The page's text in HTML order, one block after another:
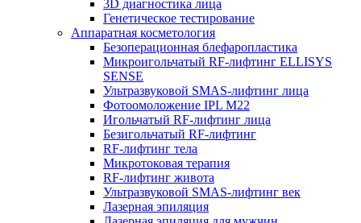
3D диагностика лица
Генетическое тестирование
Аппаратная косметология
Безоперационная блефаропластика
Микроигольчатый RF-лифтинг ELLISYS
SENSE
Ультразвуковой SMAS-лифтинг лица
Фотоомоложение IPL M22
Игольчатый RF-лифтинг лица
Безигольчатый RF-лифтинг
RF-лифтинг тела
Микротоковая терапия
RF-лифтинг живота
Ультразвуковой SMAS-лифтинг век
Лазерная эпиляция